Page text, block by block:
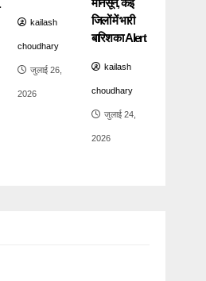
kailash
choudhary
जुलाई 26,
2026
जिलों में भारी
बारिश का Alert
kailash
choudhary
जुलाई 24,
2026